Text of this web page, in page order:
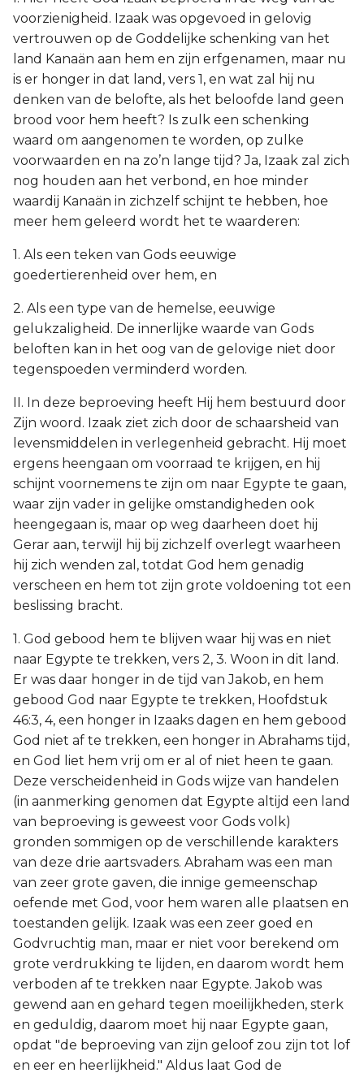
voorzienigheid. Izaak was opgevoed in gelovig
vertrouwen op de Goddelijke schenking van het
land Kanaän aan hem en zijn erfgenamen, maar nu
is er honger in dat land, vers 1, en wat zal hij nu
denken van de belofte, als het beloofde land geen
brood voor hem heeft? Is zulk een schenking
waard om aangenomen te worden, op zulke
voorwaarden en na zo’n lange tijd? Ja, Izaak zal zich
nog houden aan het verbond, en hoe minder
waardij Kanaän in zichzelf schijnt te hebben, hoe
meer hem geleerd wordt het te waarderen:
1. Als een teken van Gods eeuwige
goedertierenheid over hem, en
2. Als een type van de hemelse, eeuwige
gelukzaligheid. De innerlijke waarde van Gods
beloften kan in het oog van de gelovige niet door
tegenspoeden verminderd worden.
II. In deze beproeving heeft Hij hem bestuurd door
Zijn woord. Izaak ziet zich door de schaarsheid van
levensmiddelen in verlegenheid gebracht. Hij moet
ergens heengaan om voorraad te krijgen, en hij
schijnt voornemens te zijn om naar Egypte te gaan,
waar zijn vader in gelijke omstandigheden ook
heengegaan is, maar op weg daarheen doet hij
Gerar aan, terwijl hij bij zichzelf overlegt waarheen
hij zich wenden zal, totdat God hem genadig
verscheen en hem tot zijn grote voldoening tot een
beslissing bracht.
1. God gebood hem te blijven waar hij was en niet
naar Egypte te trekken, vers 2, 3. Woon in dit land.
Er was daar honger in de tijd van Jakob, en hem
gebood God naar Egypte te trekken, Hoofdstuk
46:3, 4, een honger in Izaaks dagen en hem gebood
God niet af te trekken, een honger in Abrahams tijd,
en God liet hem vrij om er al of niet heen te gaan.
Deze verscheidenheid in Gods wijze van handelen
(in aanmerking genomen dat Egypte altijd een land
van beproeving is geweest voor Gods volk)
gronden sommigen op de verschillende karakters
van deze drie aartsvaders. Abraham was een man
van zeer grote gaven, die innige gemeenschap
oefende met God, voor hem waren alle plaatsen en
toestanden gelijk. Izaak was een zeer goed en
Godvruchtig man, maar er niet voor berekend om
grote verdrukking te lijden, en daarom wordt hem
verboden af te trekken naar Egypte. Jakob was
gewend aan en gehard tegen moeilijkheden, sterk
en geduldig, daarom moet hij naar Egypte gaan,
opdat "de beproeving van zijn geloof zou zijn tot lof
en eer en heerlijkheid." Aldus laat God de